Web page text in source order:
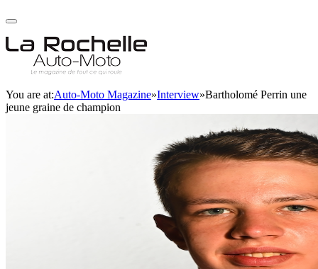
You are at:Auto-Moto Magazine»Interview»Bartholomé Perrin une
jeune graine de champion